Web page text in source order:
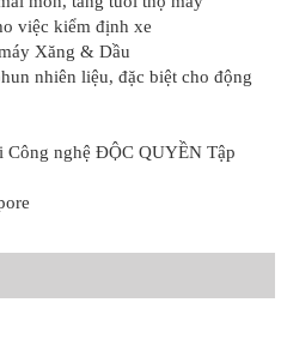
việc kiểm định xe
Xăng & Dầu
nhiên liệu, đặc biệt cho động
nghệ ĐỘC QUYỀN Tập